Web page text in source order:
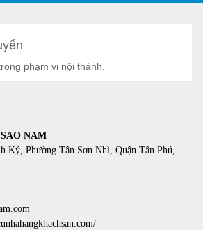
phạm vi nội thành.
NAM
Phường Tân Sơn Nhì, Quận Tân Phú,